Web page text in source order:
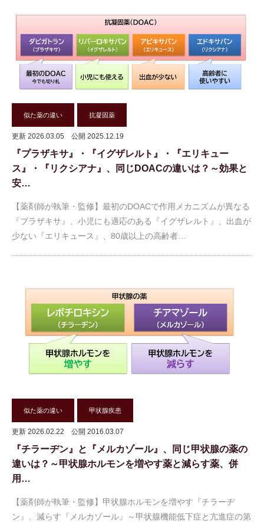
似た薬の違い 抗凝固薬
更新 2026.03.05 公開 2025.12.19
『プラザキサ』・『イグザレルト』・『エリキュー
ス』・『リクシアナ』、同じDOACの違いは？～効果と
安…
【薬剤師が執筆・監修】最初のDOACで作用メカニズムが異なる
『プラザキサ』、小児にも適応のある『イグザレルト』、出血が
少ない『エリキュース』、80歳以上の高齢者…
似た薬の違い 甲状腺疾患
更新 2026.02.22 公開 2016.03.07
『チラーヂン』と『メルカゾール』、同じ甲状腺の薬の
違いは？～甲状腺ホルモンを増やす薬と減らす薬、併
用…
【薬剤師が執筆・監修】甲状腺ホルモンを増やす『チラーヂ
ン』、減らす『メルカゾール』～甲状腺機能低下症と亢進症の第